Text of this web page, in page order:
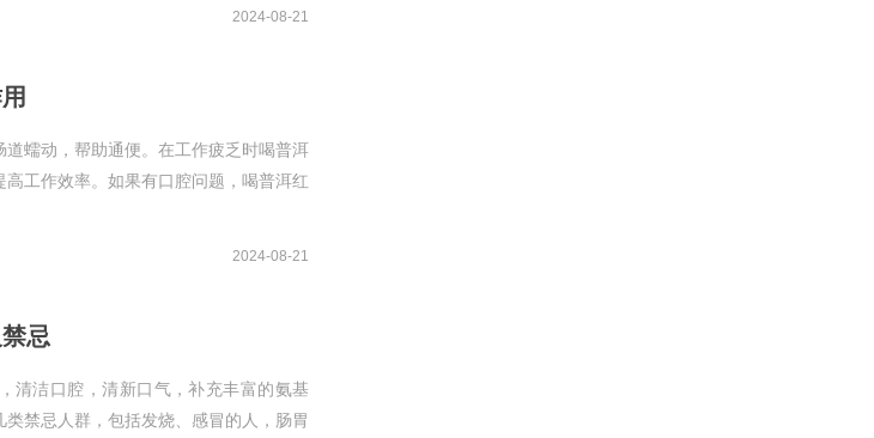
2024-08-21
蠕动，帮助通便。在工作疲乏时喝普洱
工作效率。如果有口腔问题，喝普洱红
2024-08-21
忌
清洁口腔，清新口气，补充丰富的氨基
禁忌人群，包括发烧、感冒的人，肠胃